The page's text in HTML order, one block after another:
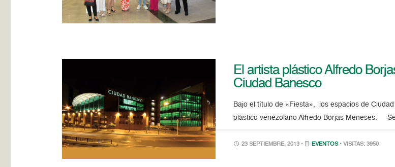
El artista plástico Alfredo
Ciudad Banesco
Bajo el título de «Fiesta», los espacios de
plástico venezolano Alfredo Borjas Meneses.
23 SEPTIEMBRE, 2013 • EVENTOS • VISITAS: 3950